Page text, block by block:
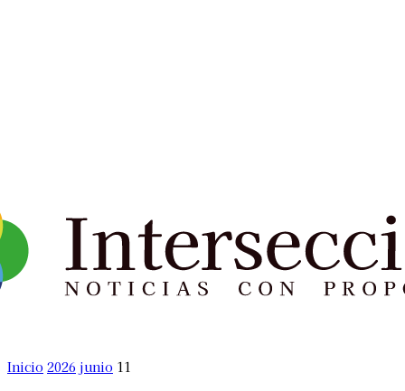
Inicio 2026 junio 11